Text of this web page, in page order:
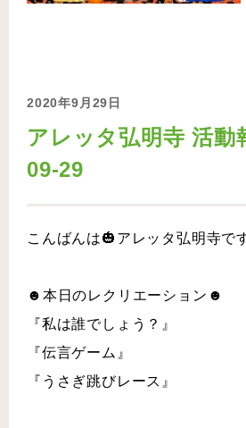
2020年9月29日
アレッタ弘明寺 活動
09-29
こんばんは🎃アレッタ弘明寺で
☻本日のレクリエーション☻
『私は誰でしょう？』
『伝言ゲーム』
『うさぎ跳びレース』